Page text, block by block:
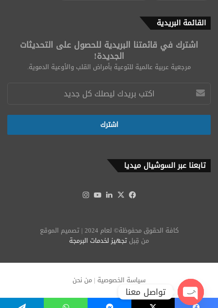
القائمة البريدية
اشترك في قائمتنا البريدية للحصول على التحديثات
الجديدة!
مرجعية عربية عالمية للتوعية بأمراض القلب والأوعية الدموية.
تابعنا عبر السوشيال ميديا
فيسبوك
‫X لينكدإن‫YouTube
كافة الحقوق محفوظة© لعام 2024 | تصميم الموقع
من قِبل تجهيز لخدمات البرمجة
سياسة الخصوصية | من نحن
تواصل معنا